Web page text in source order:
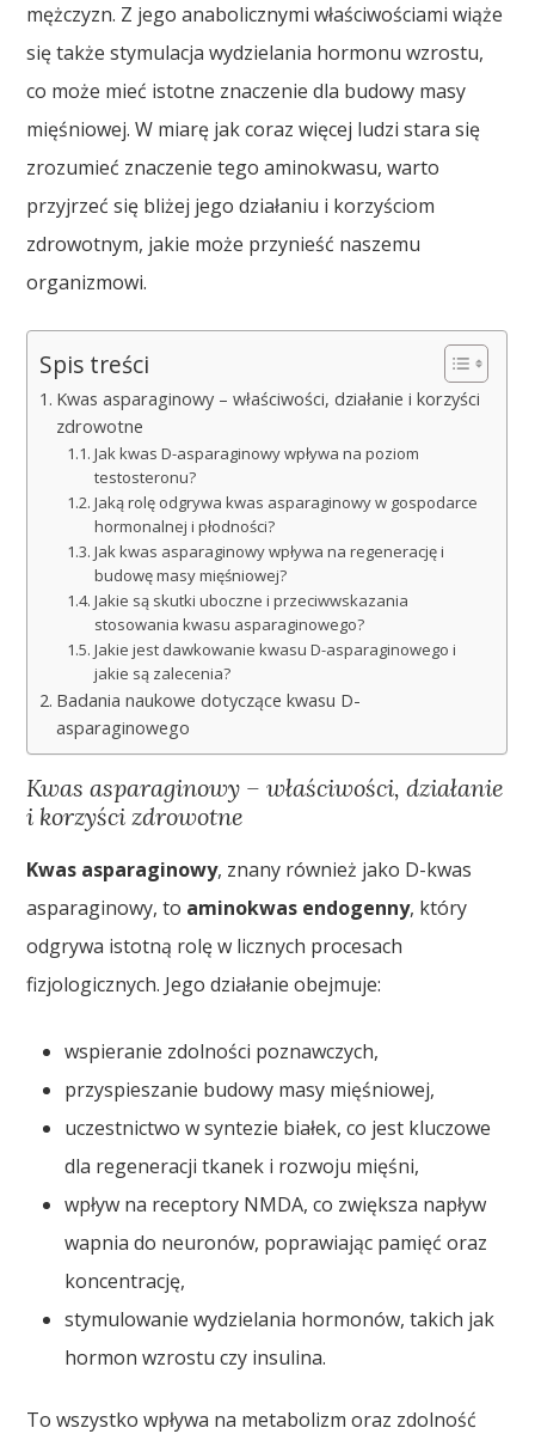
mężczyzn. Z jego anabolicznymi właściwościami wiąże
się także stymulacja wydzielania hormonu wzrostu,
co może mieć istotne znaczenie dla budowy masy
mięśniowej. W miarę jak coraz więcej ludzi stara się
zrozumieć znaczenie tego aminokwasu, warto
przyjrzeć się bliżej jego działaniu i korzyściom
zdrowotnym, jakie może przynieść naszemu
organizmowi.
Spis treści
Kwas asparaginowy – właściwości, działanie i korzyści
zdrowotne
Jak kwas D-asparaginowy wpływa na poziom
testosteronu?
Jaką rolę odgrywa kwas asparaginowy w gospodarce
hormonalnej i płodności?
Jak kwas asparaginowy wpływa na regenerację i
budowę masy mięśniowej?
Jakie są skutki uboczne i przeciwwskazania
stosowania kwasu asparaginowego?
Jakie jest dawkowanie kwasu D-asparaginowego i
jakie są zalecenia?
Badania naukowe dotyczące kwasu D-
asparaginowego
Kwas asparaginowy – właściwości, działanie
i korzyści zdrowotne
Kwas asparaginowy, znany również jako D-kwas
asparaginowy, to aminokwas endogenny, który
odgrywa istotną rolę w licznych procesach
fizjologicznych. Jego działanie obejmuje:
wspieranie zdolności poznawczych,
przyspieszanie budowy masy mięśniowej,
uczestnictwo w syntezie białek, co jest kluczowe
dla regeneracji tkanek i rozwoju mięśni,
wpływ na receptory NMDA, co zwiększa napływ
wapnia do neuronów, poprawiając pamięć oraz
koncentrację,
stymulowanie wydzielania hormonów, takich jak
hormon wzrostu czy insulina.
To wszystko wpływa na metabolizm oraz zdolność